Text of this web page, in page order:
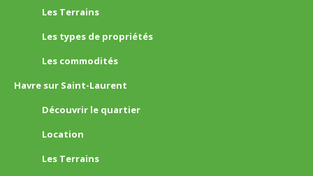
Les Terrains
Les types de propriétés
Les commodités
Havre sur Saint-Laurent
Découvrir le quartier
Location
Les Terrains